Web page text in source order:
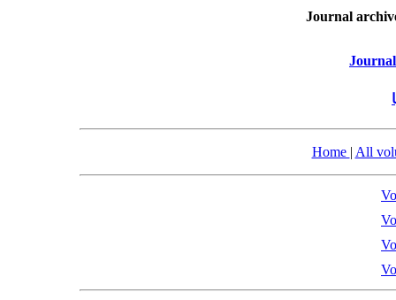
Journal
Home | All